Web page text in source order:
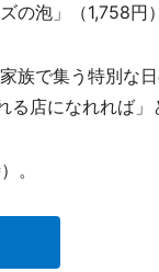
の泡」（1,758円
で集う特別な日
店になれれば」
。